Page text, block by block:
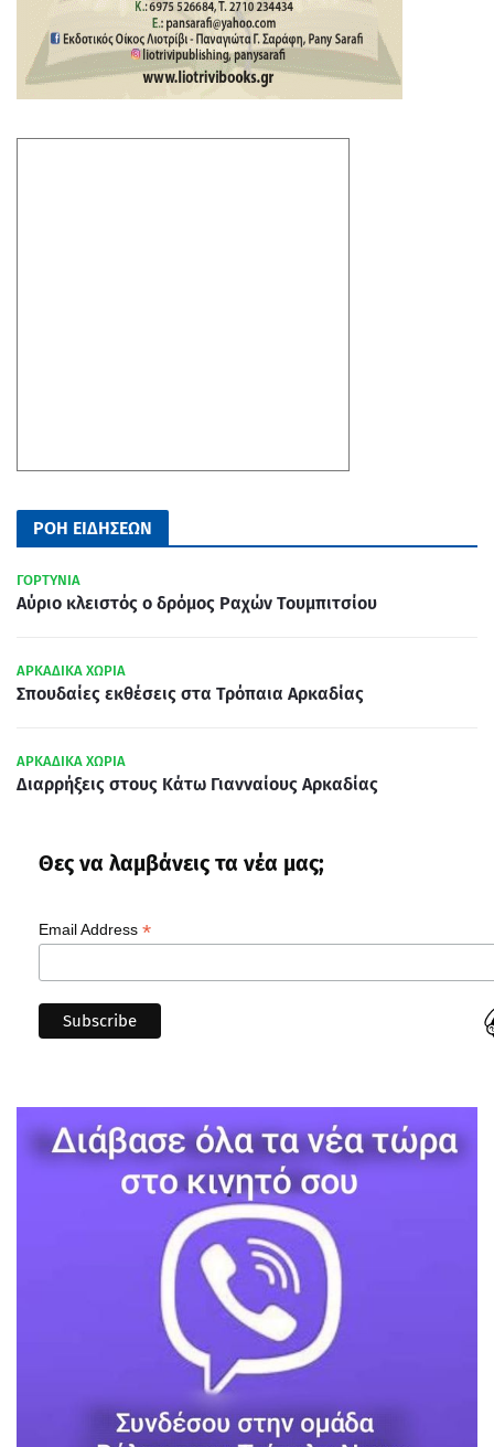
ΡΟΗ ΕΙΔΗΣΕΩΝ
ΓΟΡΤΥΝΙΑ
Αύριο κλειστός ο δρόμος Ραχών Τουμπιτσίου
ΑΡΚΑΔΙΚΑ ΧΩΡΙΑ
Σπουδαίες εκθέσεις στα Τρόπαια Αρκαδίας
ΑΡΚΑΔΙΚΑ ΧΩΡΙΑ
Διαρρήξεις στους Κάτω Γιανναίους Αρκαδίας
Θες να λαμβάνεις τα νέα μας;
Email Address *